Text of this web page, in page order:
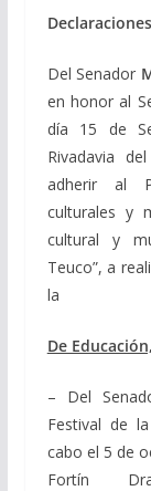
Del Senador
en honor al
día 15 de
Rivadavia
adherir al
culturales y
cultural y
Teuco”, a
la
De
– Del
Festival de
cabo el 5 de
Fortín